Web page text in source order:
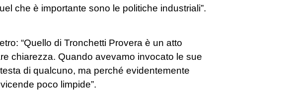
che è importante sono le politiche industriali”.
“Quello di Tronchetti Provera è un atto
chiarezza. Quando avevamo invocato le sue
di qualcuno, ma perché evidentemente
poco limpide”.